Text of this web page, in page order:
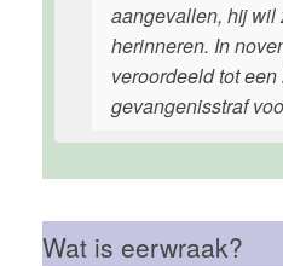
aangevallen, hij wil
herinneren. In
veroordeeld tot
gevangenisstraf
Wat is eerwraak?